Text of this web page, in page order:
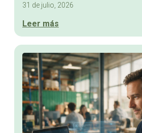
31 de julio, 2026
Leer más